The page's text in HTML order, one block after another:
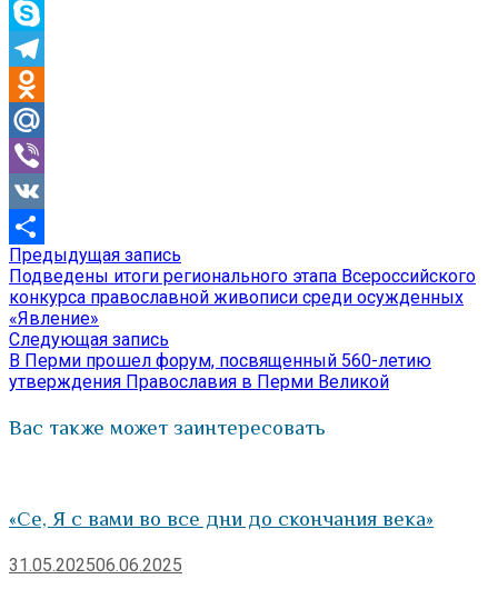
WhatsApp
Skype
Telegram
Odnoklassniki
Mail.Ru
Viber
VK
Отправить
Навигация
по
записям
Предыдущая запись
запись:
Подведены итоги регионального этапа Всероссийского
конкурса православной живописи среди осужденных
«Явление»
Следующая запись
запись:
В Перми прошел форум, посвященный 560-летию
утверждения Православия в Перми Великой
Вас также может заинтересовать
«Се, Я с вами во все дни до скончания века»
31.05.202506.06.2025